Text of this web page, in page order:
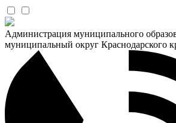
Администрация муниципального
муниципальный округ Краснодарского